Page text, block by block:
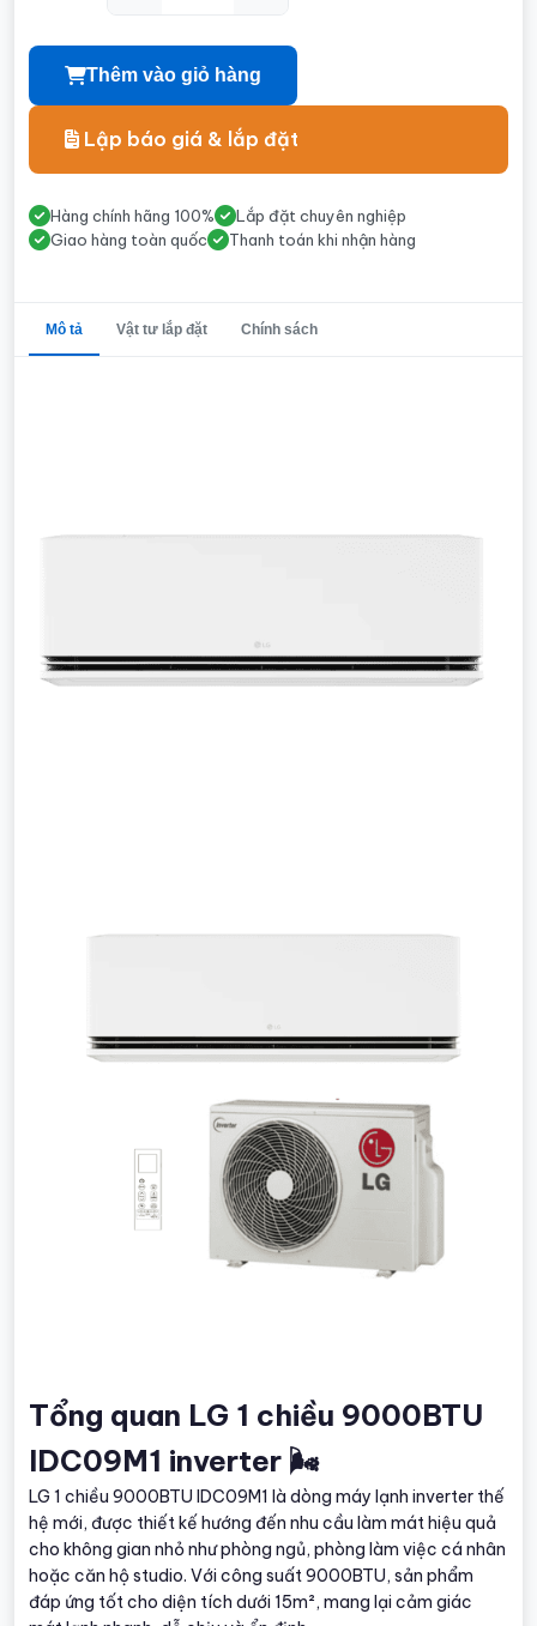
Thêm vào giỏ hàng
Lập báo giá & lắp đặt
Hàng chính hãng 100%
Lắp đặt chuyên nghiệp
Giao hàng toàn quốc
Thanh toán khi nhận hàng
Mô tả Vật tư lắp đặt Chính sách
Tổng quan LG 1 chiều 9000BTU
IDC09M1 inverter 🌬️
LG 1 chiều 9000BTU IDC09M1 là dòng máy lạnh inverter thế
hệ mới, được thiết kế hướng đến nhu cầu làm mát hiệu quả
cho không gian nhỏ như phòng ngủ, phòng làm việc cá nhân
hoặc căn hộ studio. Với công suất 9000BTU, sản phẩm
đáp ứng tốt cho diện tích dưới 15m², mang lại cảm giác